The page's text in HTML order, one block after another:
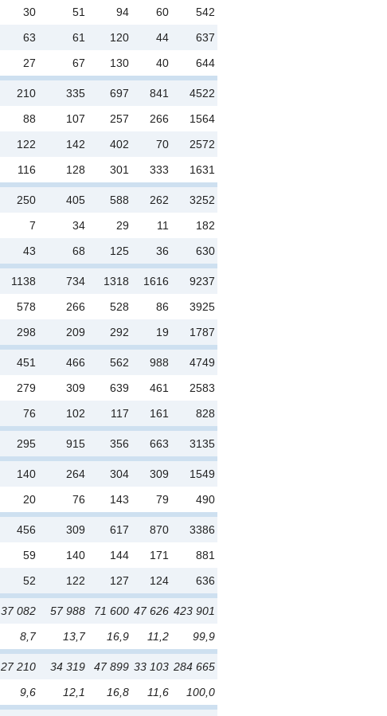
30 51 94 60
542
63 61 120 44
637
27 67 130 40 644
210 335 697 841
4522
88 107 257 266
1564
122 142 402 70
2572
116 128 301 333 1631
250 405 588 262
3252
7 34 29 11
182
43 68 125 36 630
1138 734 1318 1616
9237
578 266 528 86
3925
298 209 292 19 1787
451 466 562 988
4749
279 309 639 461
2583
76 102 117 161 828
295 915 356 663 3135
140 264 304 309
1549
20 76 143 79 490
456 309 617 870
3386
59 140 144 171
881
52 122 127 124 636
37 082 57 988 71 600 47 626 423 901
8,7 13,7 16,9 11,2 99,9
27 210 34 319 47 899 33 103 284 665
9,6 12,1 16,8 11,6 100,0